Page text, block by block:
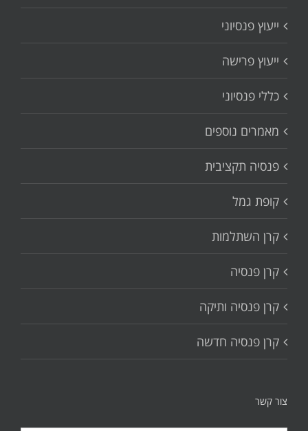
ייעוץ פנסיוני
ייעוץ פרישה
כללי פנסיוני
מאמרים נוספים
פנסיה תקציבית
קופת גמל
קרן השתלמות
קרן פנסיה
קרן פנסיה ותיקה
קרן פנסיה חדשה
צור קשר